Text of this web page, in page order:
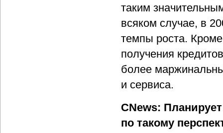
таким
всяком случае, в
темпы роста. Кроме
получения
более
и сервиса.
CNews:
по такому